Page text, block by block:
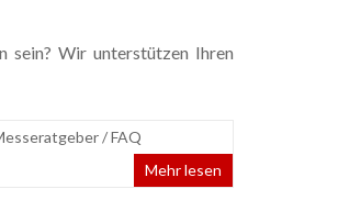
sein? Wir unterstützen Ihren
/ FAQ
Mehr lesen